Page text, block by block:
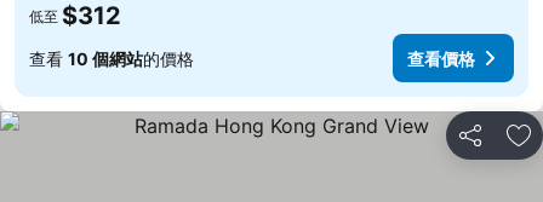
低至 $312
查看 10 個網站的價格 查看價格
分享 放